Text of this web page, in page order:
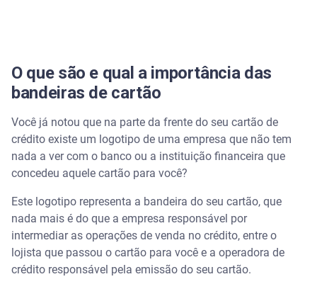
O que são e qual a importância das
bandeiras de cartão
Você já notou que na parte da frente do seu cartão de
crédito existe um logotipo de uma empresa que não tem
nada a ver com o banco ou a instituição financeira que
concedeu aquele cartão para você?
Este logotipo representa a bandeira do seu cartão, que
nada mais é do que a empresa responsável por
intermediar as operações de venda no crédito, entre o
lojista que passou o cartão para você e a operadora de
crédito responsável pela emissão do seu cartão.